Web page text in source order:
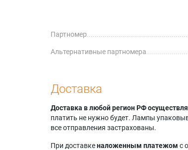
Партномер
Альтернативные партномера
Доставка
Доставка в любой регион РФ
платить не нужно будет. Лампы
все отправления застрахованы.
При доставкеналоженным платежом с